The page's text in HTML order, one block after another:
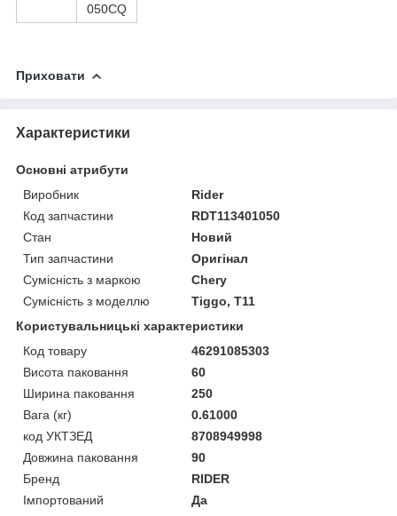
050CQ
Приховати
Характеристики
Основні атрибути
Виробник
Rider
Код запчастини
RDT113401050
Стан
Новий
Тип запчастини
Оригінал
Сумісність з маркою
Chery
Сумісність з моделлю
Tiggo, T11
Користувальницькі характеристики
Код товару
46291085303
Висота паковання
60
Ширина паковання
250
Вага (кг)
0.61000
код УКТЗЕД
8708949998
Довжина паковання
90
Бренд
RIDER
Імпортований
Да